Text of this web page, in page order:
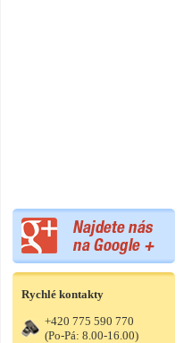
Rychlé kontakty
+420 775 590 770
(Po-Pá: 8.00-16.00)